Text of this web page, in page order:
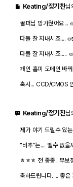
출사 여행기
맛집 / 멋집
djslr 소개
운영 참여/제안
사이트/홈페이지
Keating/정기찬님
골퍼님 방가웠어요...
다들 잘 지내시죠....
다들 잘 지내시죠.....
개인 홈피 도메인 바
혹시... CCD/CMOS
Keating/정기찬님
제가 야기 드릴수 있
........... 시계방향 줌인
것도 있고(니콘) 최고
쓰시고 케논 많으면
세서리 공유도 있고
는 1人도 있는데 부럽
"비추"는.... 뺄수 없을
ㅎㅎㅎ 전 종종.. 무보
축하드립니다..... 좋